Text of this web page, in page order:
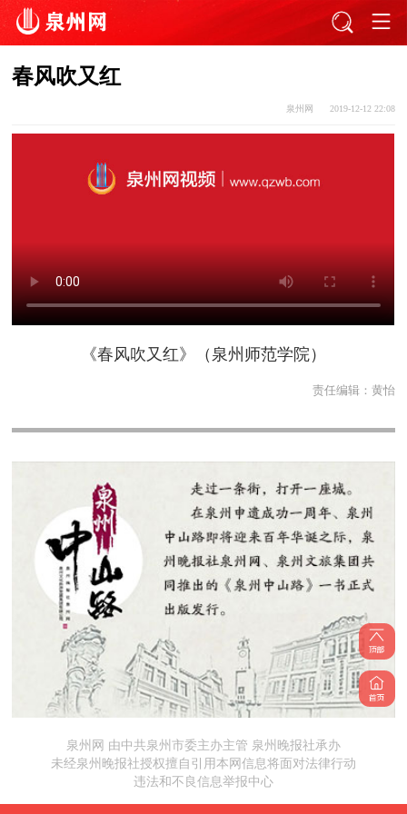
春风吹又红
泉州网 2019-12-12 22:08
《春风吹又红》（泉州师范学院）
责任编辑： 黄怡
泉州网 由中共泉州市委主办主管 泉州晚报社承办
未经泉州晚报社授权擅自引用本网信息将面对法律行动
违法和不良信息举报中心